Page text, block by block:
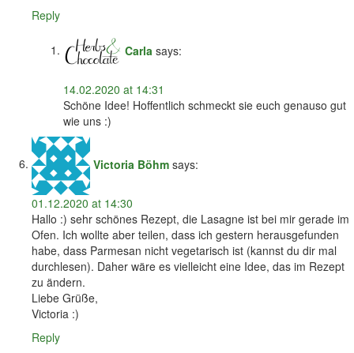
Reply
Carla says:
14.02.2020 at 14:31
Schöne Idee! Hoffentlich schmeckt sie euch genauso gut
wie uns :)
Victoria Böhm says:
01.12.2020 at 14:30
Hallo :) sehr schönes Rezept, die Lasagne ist bei mir gerade im
Ofen. Ich wollte aber teilen, dass ich gestern herausgefunden
habe, dass Parmesan nicht vegetarisch ist (kannst du dir mal
durchlesen). Daher wäre es vielleicht eine Idee, das im Rezept
zu ändern.
Liebe Grüße,
Victoria :)
Reply